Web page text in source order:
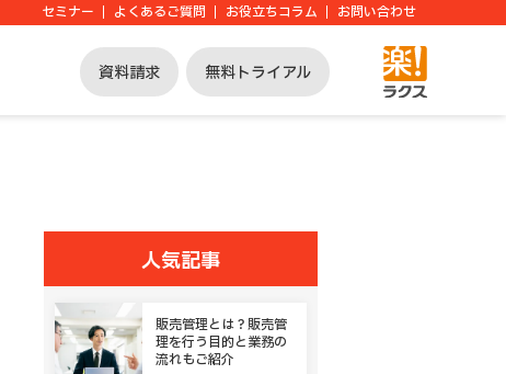
セミナー よくあるご質問 お役立ちコラム お問い合わせ
資料請求 無料トライアル
人気記事
販売管理とは？販売管
理を行う目的と業務の
流れもご紹介